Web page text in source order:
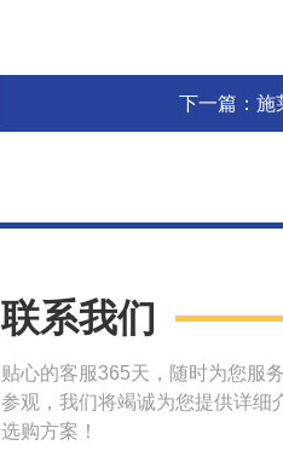
下一篇： 施
联系我们
贴心的客服365天，随时为您服
参观，我们将竭诚为您提供详细
选购方案！